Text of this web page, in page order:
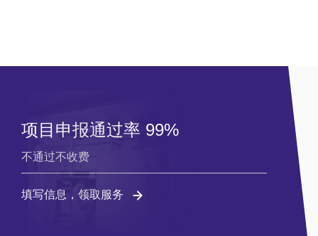
项目申报通过率 99%
不通过不收费
填写信息，领取服务